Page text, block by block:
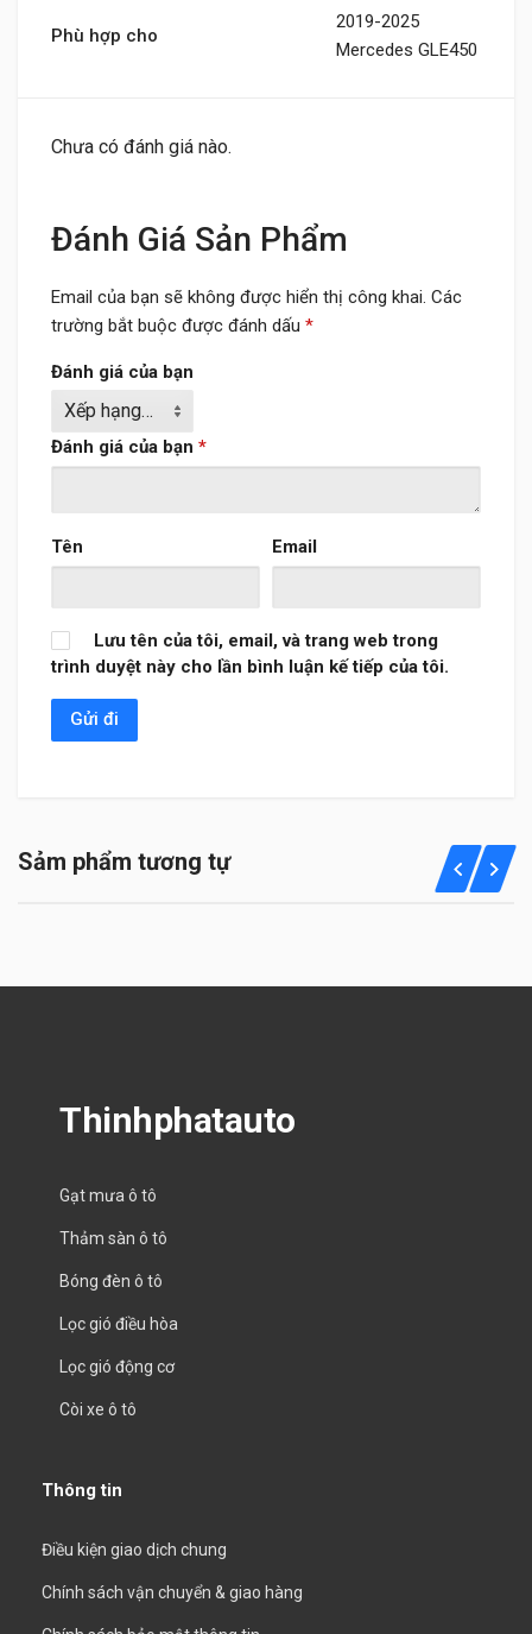
Phù hợp cho
2019-2025
Mercedes GLE450
Chưa có đánh giá nào.
Đánh Giá Sản Phẩm
Email của bạn sẽ không được hiển thị công khai. Các
trường bắt buộc được đánh dấu *
Đánh giá của bạn
Đánh giá của bạn *
Tên Email
Lưu tên của tôi, email, và trang web trong
trình duyệt này cho lần bình luận kế tiếp của tôi.
Sảm phẩm tương tự
Thinhphatauto
Gạt mưa ô tô
Thảm sàn ô tô
Bóng đèn ô tô
Lọc gió điều hòa
Lọc gió động cơ
Còi xe ô tô
Thông tin
Điều kiện giao dịch chung
Chính sách vận chuyển & giao hàng